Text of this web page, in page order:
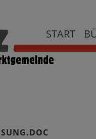
START